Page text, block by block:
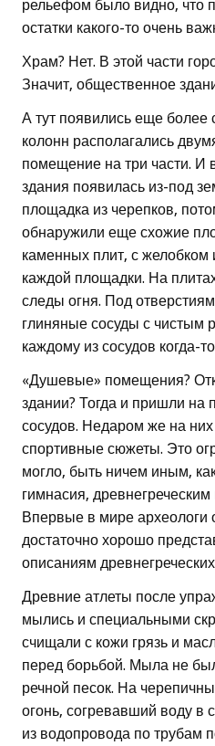
рельефом было видно, что
остатки какого-то очень
Храм? Нет. В этой части
Значит, общественное
А тут появились еще более
колонн располагались
помещение на три части. И
здания появилась из-под
площадка из черепков,
обнаружили еще схожие
каменных плит, с желобком
каждой площадки. На
следы огня. Под
глиняные сосуды с чистым
каждому из сосудов когда-
«Душевые» помещения?
здании? Тогда и пришли на
сосудов. Недаром же на
спортивные сюжеты. Это
могло, быть ничем иным,
гимнасия,
Впервые в мире археологи
достаточно хорошо
описаниям
Древние атлеты после
мылись и специальными
счищали с кожи грязь и
перед борьбой. Мыла не
речной песок. На
огонь, согревавший воду в
из водопровода по трубам